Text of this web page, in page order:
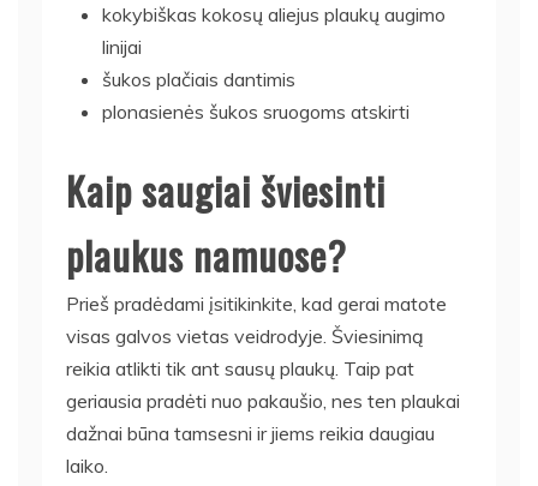
kokybiškas kokosų aliejus plaukų augimo
linijai
šukos plačiais dantimis
plonasienės šukos sruogoms atskirti
Kaip saugiai šviesinti
plaukus namuose?
Prieš pradėdami įsitikinkite, kad gerai matote
visas galvos vietas veidrodyje. Šviesinimą
reikia atlikti tik ant sausų plaukų. Taip pat
geriausia pradėti nuo pakaušio, nes ten plaukai
dažnai būna tamsesni ir jiems reikia daugiau
laiko.